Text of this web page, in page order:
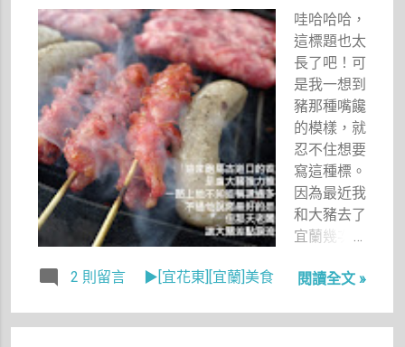
艇仔粥，有
上述的料之
外，還多了
花枝和蝦
仁，感覺比
較花俏適合
我。 出門
前就流覽了
一下網路上
的文章，發
現有報導說
老闆因為有
加入自製的
調味料，所
以粥比較
那個血。」
更讓我和阿
成笑到東倒
西歪，在家
裡還學著她
的口音在那
邊一邊跳一
邊講一邊狂
笑。不過，
其實更讓我
感興趣的就
那可愛、純
田園中的大
哇哈哈哈，
這標題也太
長了吧！可
是我一想到
豬那種嘴饞
的模樣，就
忍不住想要
寫這種標。
因為最近我
和大豬去了
宜蘭幾次，
劃好要順路
早點收工去
2 則留言 ▶[宜花東][宜蘭]美食 閱讀全文 »